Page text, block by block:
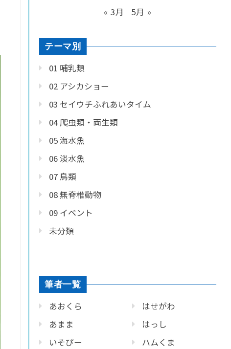
« 3月 5月 »
テーマ別
01 哺乳類
02 アシカショー
03 セイウチふれあいタイム
04 爬虫類・両生類
05 海水魚
06 淡水魚
07 鳥類
08 無脊椎動物
09 イベント
未分類
筆者一覧
あおくら
あまま
いそぴー
はせがわ
はっし
ハムくま